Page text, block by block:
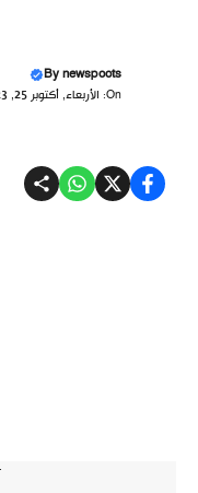
Bynewspoots
On: الأربعاء, أكتوبر 25, 2023 10:28 مساءً